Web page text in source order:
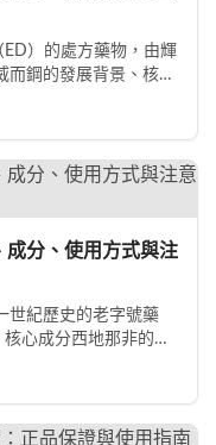
）的處方藥物，由輝
鋼的發展背景、核心
成分、使用方式與注
世紀歷史的老字號藥
心成分西地那非的作